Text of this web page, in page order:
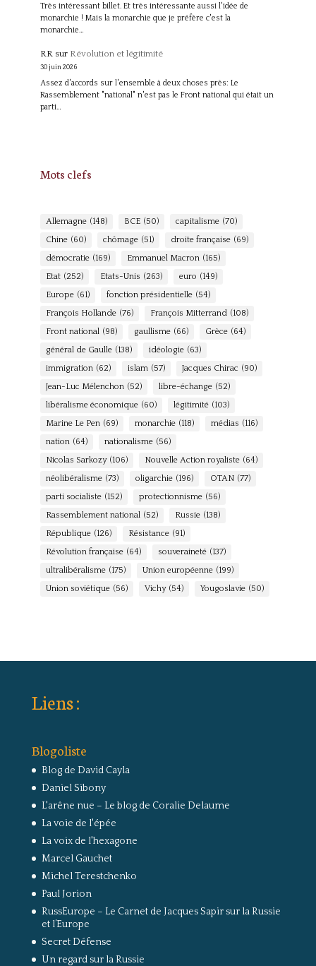
Très intéressant billet. Et très intéressante aussi l'idée de
monarchie ! Mais la monarchie que je préfère c'est la
monarchie…
RR sur Révolution et légitimité
30 juin 2026
Assez d'accords sur l'ensemble à deux choses près: Le
Rassemblement "national" n'est pas le Front national qui était un
parti…
Mots clefs
Allemagne (148) BCE (50) capitalisme (70)
Chine (60) chômage (51) droite française (69)
démocratie (169) Emmanuel Macron (165)
Etat (252) Etats-Unis (263) euro (149)
Europe (61) fonction présidentielle (54)
François Hollande (76) François Mitterrand (108)
Front national (98) gaullisme (66) Grèce (64)
général de Gaulle (138) idéologie (63)
immigration (62) islam (57) Jacques Chirac (90)
Jean-Luc Mélenchon (52) libre-échange (52)
libéralisme économique (60) légitimité (103)
Marine Le Pen (69) monarchie (118) médias (116)
nation (64) nationalisme (56)
Nicolas Sarkozy (106) Nouvelle Action royaliste (64)
néolibéralisme (73) oligarchie (196) OTAN (77)
parti socialiste (152) protectionnisme (56)
Rassemblement national (52) Russie (138)
République (126) Résistance (91)
Révolution française (64) souveraineté (137)
ultralibéralisme (175) Union européenne (199)
Union soviétique (56) Vichy (54) Yougoslavie (50)
Liens :
Blogoliste
Blog de David Cayla
Daniel Sibony
L'arêne nue – Le blog de Coralie Delaume
La voie de l'épée
La voix de l'hexagone
Marcel Gauchet
Michel Terestchenko
Paul Jorion
RussEurope – Le Carnet de Jacques Sapir sur la Russie
et l’Europe
Secret Défense
Un regard sur la Russie